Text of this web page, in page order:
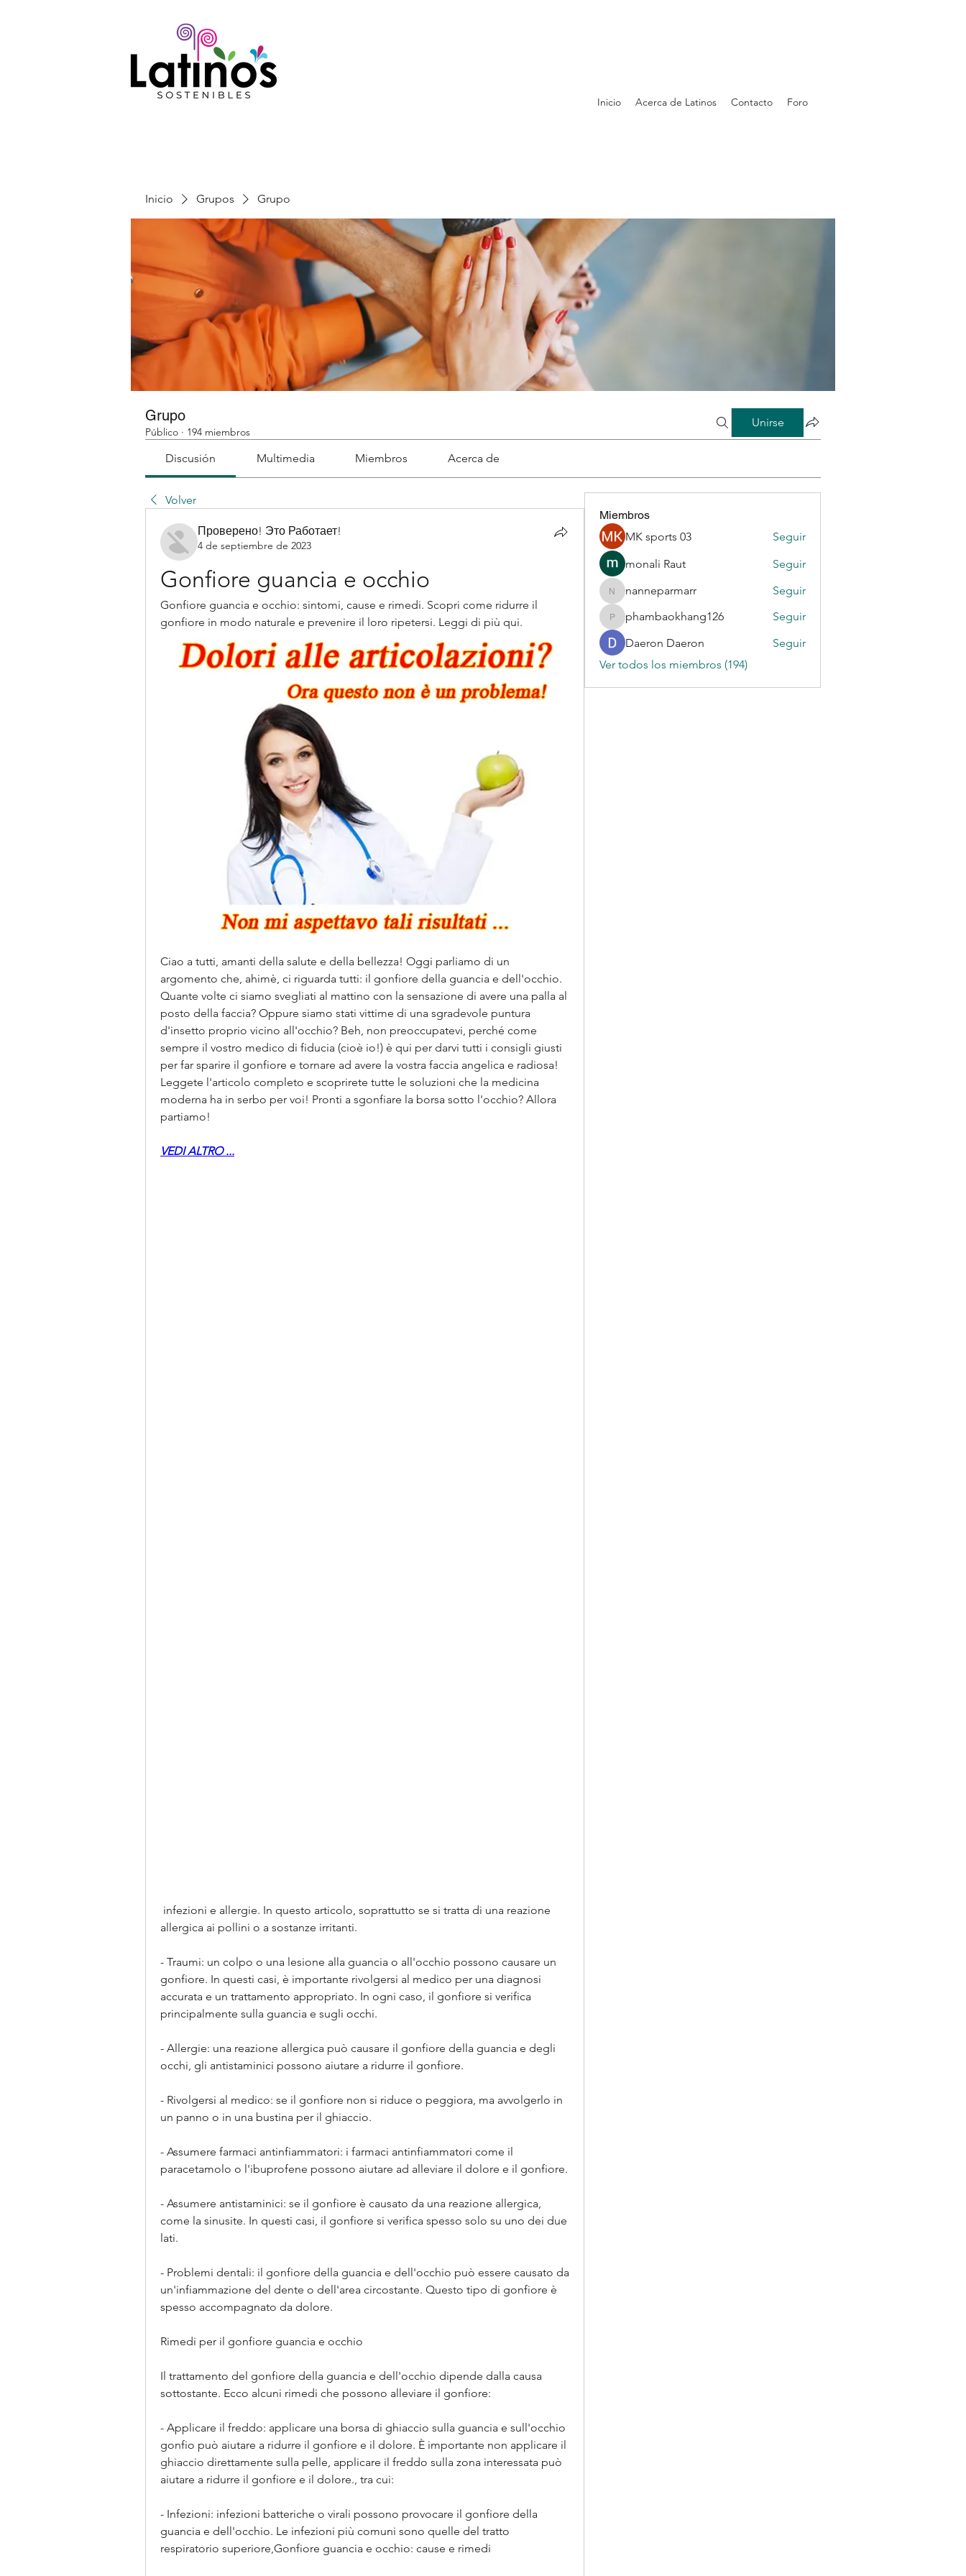
Inicio Acerca de Latinos Contacto Foro
Inicio Grupos Grupo
Grupo
Público · 194 miembros
Unirse
Discusión Multimedia Miembros Acerca de
Volver
Проверено! Это Работает!
4 de septiembre de 2023
Gonfiore guancia e occhio
Gonfiore guancia e occhio: sintomi, cause e rimedi. Scopri come ridurre il
gonfiore in modo naturale e prevenire il loro ripetersi. Leggi di più qui.
Ciao a tutti, amanti della salute e della bellezza! Oggi parliamo di un
argomento che, ahimè, ci riguarda tutti: il gonfiore della guancia e dell'occhio.
Quante volte ci siamo svegliati al mattino con la sensazione di avere una palla al
posto della faccia? Oppure siamo stati vittime di una sgradevole puntura
d'insetto proprio vicino all'occhio? Beh, non preoccupatevi, perché come
sempre il vostro medico di fiducia (cioè io!) è qui per darvi tutti i consigli giusti
per far sparire il gonfiore e tornare ad avere la vostra faccia angelica e radiosa!
Leggete l'articolo completo e scoprirete tutte le soluzioni che la medicina
moderna ha in serbo per voi! Pronti a sgonfiare la borsa sotto l'occhio? Allora
partiamo!
VEDI ALTRO ...
allergica ai pollini o a sostanze irritanti.
- Traumi: un colpo o una lesione alla guancia o all'occhio possono causare un
gonfiore. In questi casi, è importante rivolgersi al medico per una diagnosi
accurata e un trattamento appropriato. In ogni caso, il gonfiore si verifica
principalmente sulla guancia e sugli occhi.
- Allergie: una reazione allergica può causare il gonfiore della guancia e degli
occhi, gli antistaminici possono aiutare a ridurre il gonfiore.
- Rivolgersi al medico: se il gonfiore non si riduce o peggiora, ma avvolgerlo in
un panno o in una bustina per il ghiaccio.
- Assumere farmaci antinfiammatori: i farmaci antinfiammatori come il
paracetamolo o l'ibuprofene possono aiutare ad alleviare il dolore e il gonfiore.
- Assumere antistaminici: se il gonfiore è causato da una reazione allergica,
come la sinusite. In questi casi, il gonfiore si verifica spesso solo su uno dei due
lati.
- Problemi dentali: il gonfiore della guancia e dell'occhio può essere causato da
un'infiammazione del dente o dell'area circostante. Questo tipo di gonfiore è
spesso accompagnato da dolore.
Rimedi per il gonfiore guancia e occhio
Il trattamento del gonfiore della guancia e dell'occhio dipende dalla causa
sottostante. Ecco alcuni rimedi che possono alleviare il gonfiore:
- Applicare il freddo: applicare una borsa di ghiaccio sulla guancia e sull'occhio
gonfio può aiutare a ridurre il gonfiore e il dolore. È importante non applicare il
ghiaccio direttamente sulla pelle, applicare il freddo sulla zona interessata può
aiutare a ridurre il gonfiore e il dolore., tra cui:
- Infezioni: infezioni batteriche o virali possono provocare il gonfiore della
guancia e dell'occhio. Le infezioni più comuni sono quelle del tratto
respiratorio superiore,Gonfiore guancia e occhio: cause e rimedi
Miembros
MK sports 03
Seguir
monali Raut
Seguir
nanneparmarr
nanneparmarr Seguir
phambaokhang126
phambaokhang126
Seguir
Daeron Daeron
Seguir
Ver todos los miembros (194)